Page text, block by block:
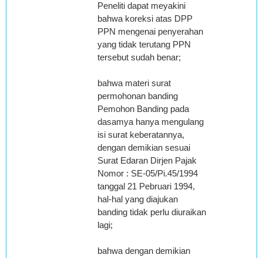
Peneliti dapat meyakini
bahwa koreksi atas DPP
PPN mengenai penyerahan
yang tidak terutang PPN
tersebut sudah benar;
bahwa materi surat
permohonan banding
Pemohon Banding pada
dasamya hanya mengulang
isi surat keberatannya,
dengan demikian sesuai
Surat Edaran Dirjen Pajak
Nomor : SE-05/Pi.45/1994
tanggal 21 Pebruari 1994,
hal-hal yang diajukan
banding tidak perlu diuraikan
lagi;
bahwa dengan demikian